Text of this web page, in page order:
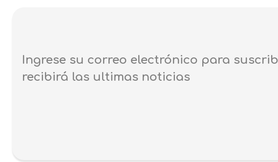
Ingrese su correo electrónico para
recibirá las ultimas noticias